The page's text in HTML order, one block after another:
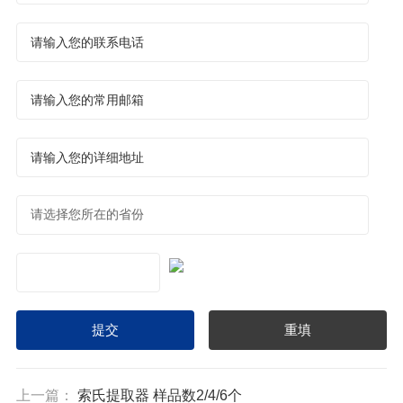
上一篇： 索氏提取器 样品数2/4/6个